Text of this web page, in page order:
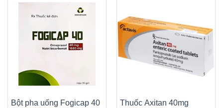
Bột pha uống Fogicap 40
Thuốc Axitan 40mg